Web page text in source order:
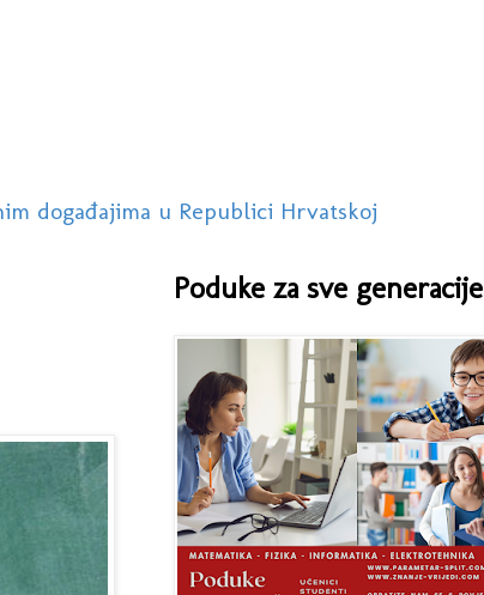
događajima u Republici Hrvatskoj
Poduke za sve generacije